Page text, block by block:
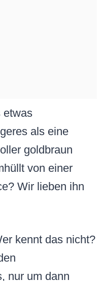
etwas
als eine
goldbraun
von einer
Wir lieben ihn
kennt das nicht?
nur um dann